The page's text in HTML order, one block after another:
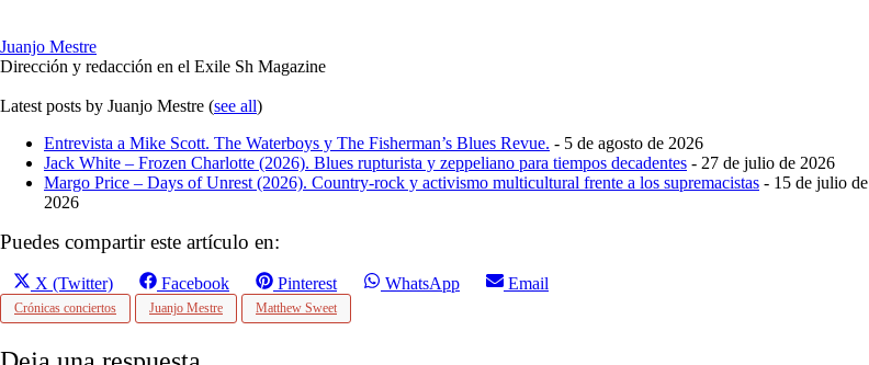
Juanjo Mestre
Dirección y redacción en el Exile Sh Magazine
Latest posts by Juanjo Mestre (see all)
Entrevista a Mike Scott. The Waterboys y The Fisherman’s Blues Revue. - 5 de agosto de 2026
Jack White – Frozen Charlotte (2026). Blues rupturista y zeppeliano para tiempos decadentes - 27 de julio de 2026
Margo Price – Days of Unrest (2026). Country-rock y activismo multicultural frente a los supremacistas - 15 de julio de
2026
Puedes compartir este artículo en:
Compartir
en
X (Twitter)
Compartir
en
Facebook
Compartir
en
Pinterest
Compartir
WhatsApp
Compartir
Email
Crónicas conciertos Juanjo Mestre Matthew Sweet